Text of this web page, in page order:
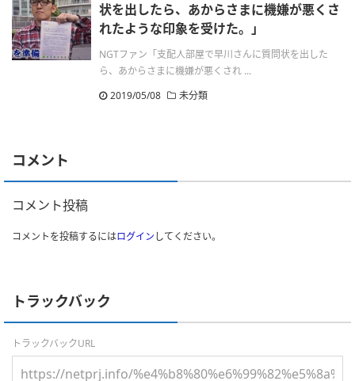
状を出したら、あからさまに機嫌が悪くさ
れたような印象を受けた。」
NGTファン「支配人部屋で早川さんに質問状を出した
ら、あからさまに機嫌が悪くされ ...
2019/05/08
未分類
コメント
コメント投稿
コメントを投稿するにはログインしてください。
トラックバック
トラックバックURL